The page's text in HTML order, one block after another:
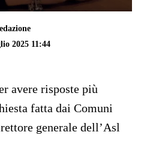
2025 11:44
avere risposte più
fatta dai Comuni
generale dell’Asl